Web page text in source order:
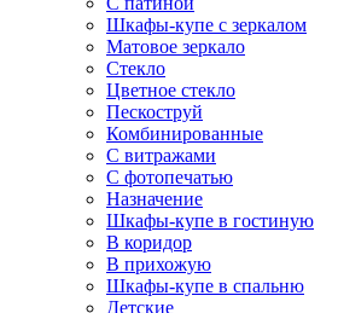
Шкафы-купе с зеркалом
Матовое зеркало
Стекло
Цветное стекло
Пескоструй
Комбинированные
С витражами
С фотопечатью
Назначение
Шкафы-купе в гостиную
В коридор
В прихожую
Шкафы-купе в спальню
Детские